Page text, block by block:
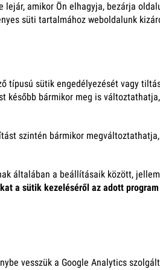
amikor Ön elhagyja, bezárja
süti tartalmához weboldalunk
típusú sütik engedélyezését vagy
később bármikor meg is
szintén bármikor
általában a beállításaik között,
a sütik kezeléséről az adott
vesszük a Google Analytics